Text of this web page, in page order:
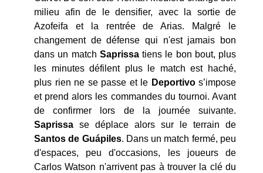
milieu afin de le densifier, avec la sortie de
Azofeifa et la rentrée de Arias. Malgré le
changement de défense qui n'est jamais bon
dans un match Saprissatiens le bon bout, plus
les minutes défilent plus le match est haché,
plus rien ne se passe et le Deportivos’impose
et prend alors les commandes du tournoi. Avant
de confirmer lors de la journée suivante.
Saprissa se déplace alors sur le terrain de
Santos de Guápiles. Dans un match fermé, peu
d'espaces, peu d'occasions, les joueurs de
Carlos Watson n'arrivent pas à trouver la clé du